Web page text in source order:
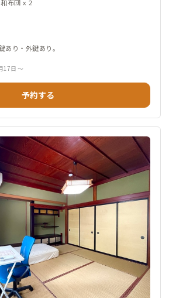
布団 x 2
あり・外鍵あり。
17日 ～
予約する